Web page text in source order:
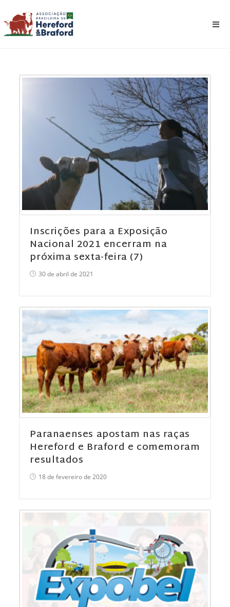
Inscrições para a Exposição
Nacional 2021 encerram na
próxima sexta-feira (7)
30 de abril de 2021
Paranaenses apostam nas raças
Hereford e Braford e comemoram
resultados
18 de fevereiro de 2020